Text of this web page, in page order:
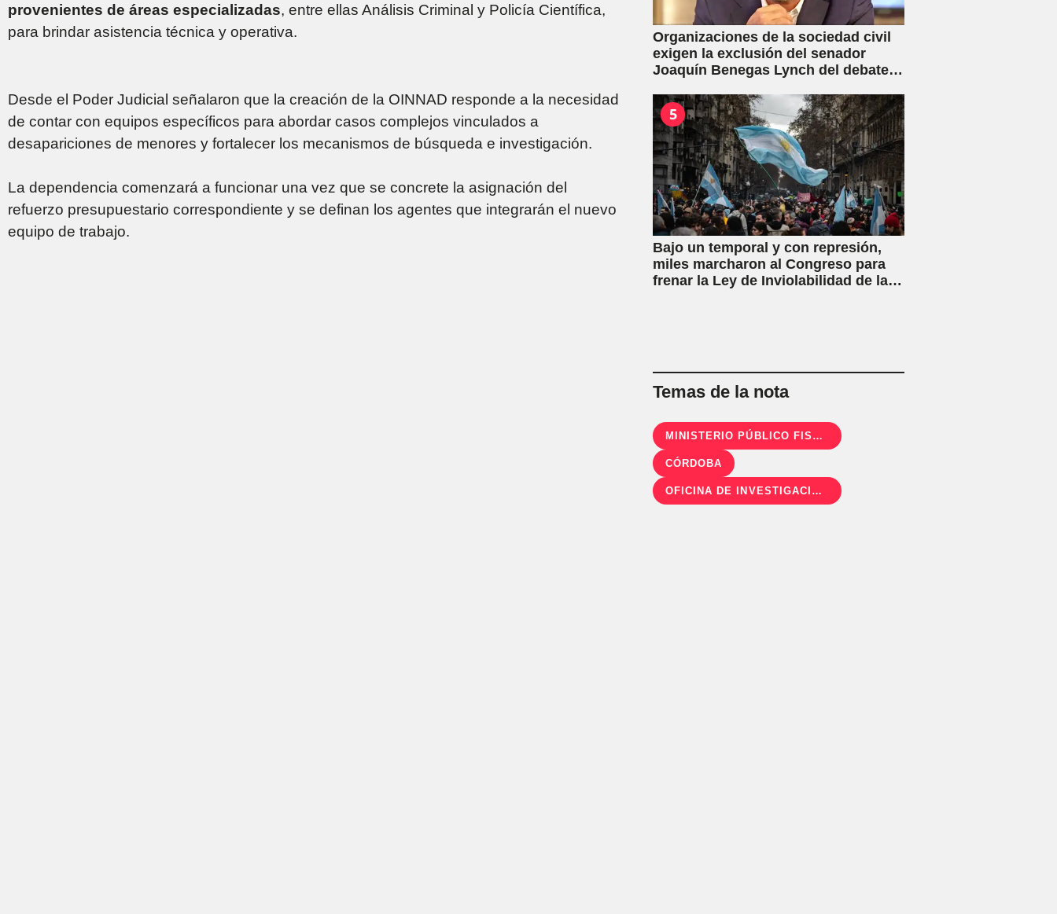
provenientes de áreas especializadas, entre ellas Análisis Criminal y Policía Científica,
para brindar asistencia técnica y operativa.
Desde el Poder Judicial señalaron que la creación de la OINNAD responde a la necesidad
de contar con equipos específicos para abordar casos complejos vinculados a
desapariciones de menores y fortalecer los mecanismos de búsqueda e investigación.
La dependencia comenzará a funcionar una vez que se concrete la asignación del
refuerzo presupuestario correspondiente y se definan los agentes que integrarán el nuevo
equipo de trabajo.
Organizaciones de la sociedad civil
exigen la exclusión del senador
Joaquín Benegas Lynch del debate
por conflicto de intereses
5
Bajo un temporal y con represión,
miles marcharon al Congreso para
frenar la Ley de Inviolabilidad de la
Temas de la nota
MINISTERIO PÚBLICO FISCAL DE CÓRDOBA
CÓRDOBA
OFICINA DE INVESTIGACIÓN DE NIÑOS, NIÑAS Y ADOLESCENTES DESAPARECIDOS